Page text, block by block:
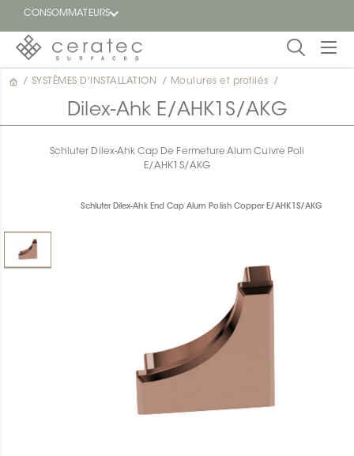
CONSOMMATEURS
En
vedette
détaillant
/ SYSTÈMES D'INSTALLATION / Moulures et profilés /
Dilex-Ahk E/AHK1S/AKG
Schluter Dilex-Ahk Cap De Fermeture Alum Cuivre Poli
E/AHK1S/AKG
Schluter Dilex-Ahk End Cap Alum Polish Copper E/AHK1S/AKG